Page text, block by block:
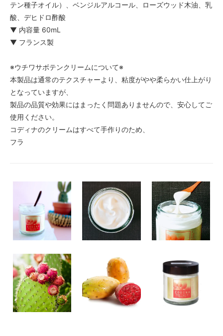
テン種子オイル）、ベンジルアルコール、ローズウッド木油、乳
酸、デヒドロ酢酸
▼ 内容量 60mL
▼ フランス製
※ウチワサボテンクリームについて※
本製品は通常のテクスチャーより、粘度がやや柔らかい仕上がり
となっていますが、
製品の品質や効果にはまったく問題ありませんので、安心してご
使用ください。
コディナのクリームはすべて手作りのため、
フラ